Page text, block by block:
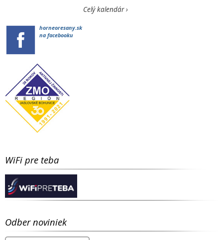
Celý kalendár ›
horneoresany.sk
na facebooku
WiFi pre teba
Odber noviniek